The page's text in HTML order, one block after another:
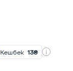
Кешбек 13₴